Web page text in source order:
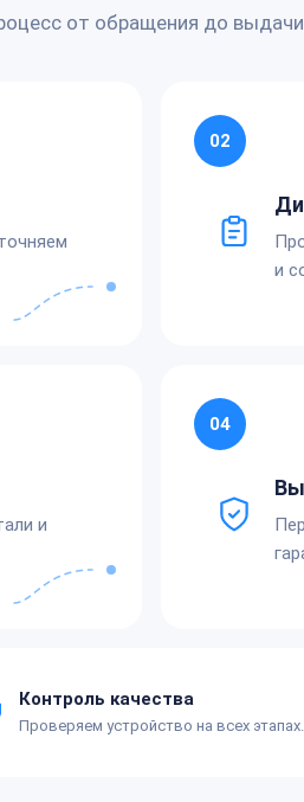
от обращения до
02
и
и
04
Контроль качества
Проверяем устройство на всех этапах.